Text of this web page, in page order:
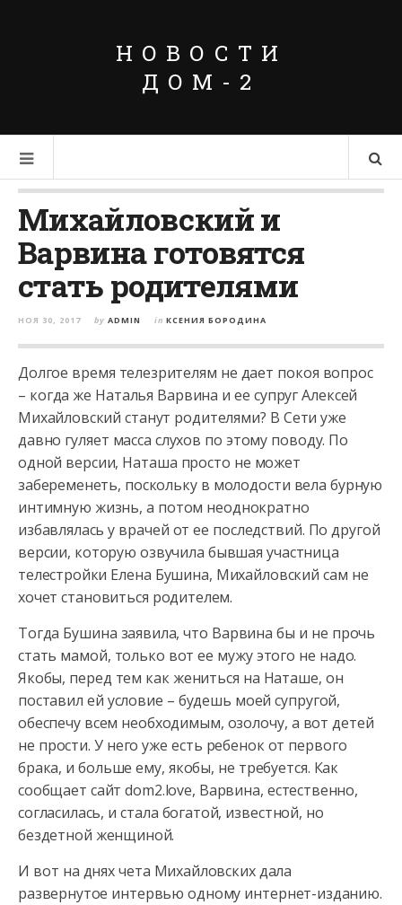
НОВОСТИ
ДОМ-2
Михайловский и
Варвина готовятся
стать родителями
НОЯ 30, 2017 by ADMIN in КСЕНИЯ БОРОДИНА
Долгое время телезрителям не дает покоя вопрос
– когда же Наталья Варвина и ее супруг Алексей
Михайловский станут родителями? В Сети уже
давно гуляет масса слухов по этому поводу. По
одной версии, Наташа просто не может
забеременеть, поскольку в молодости вела бурную
интимную жизнь, а потом неоднократно
избавлялась у врачей от ее последствий. По другой
версии, которую озвучила бывшая участница
телестройки Елена Бушина, Михайловский сам не
хочет становиться родителем.
Тогда Бушина заявила, что Варвина бы и не прочь
стать мамой, только вот ее мужу этого не надо.
Якобы, перед тем как жениться на Наташе, он
поставил ей условие – будешь моей супругой,
обеспечу всем необходимым, озолочу, а вот детей
не прости. У него уже есть ребенок от первого
брака, и больше ему, якобы, не требуется. Как
сообщает сайт dom2.love, Варвина, естественно,
согласилась, и стала богатой, известной, но
бездетной женщиной.
И вот на днях чета Михайловских дала
развернутое интервью одному интернет-изданию.